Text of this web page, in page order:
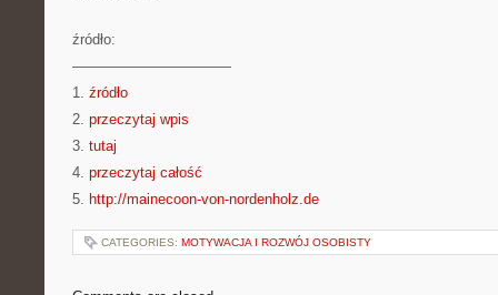
źródło:
———————————
1. źródło
2. przeczytaj wpis
3. tutaj
4. przeczytaj całość
5. http://mainecoon-von-nordenholz.de
CATEGORIES: MOTYWACJA I ROZWÓJ OSOBISTY